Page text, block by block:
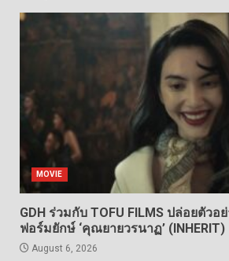
MOVIE
GDH ร่วมกับ TOFU FILMS ปล่อยตัวอ
ฟอร์มยักษ์ ‘คุณยายวรนาฏ’ (INHERIT)
August 6, 2026